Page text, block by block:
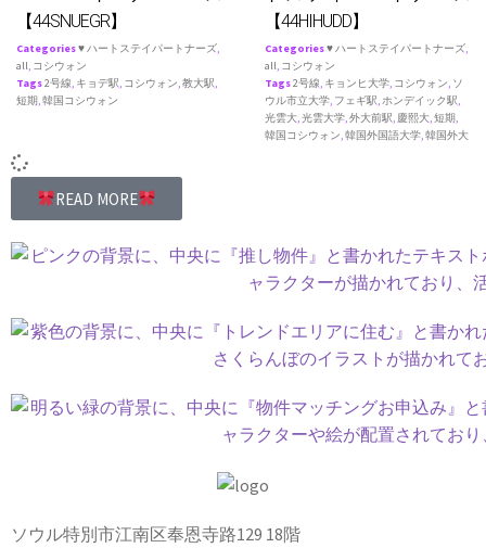
【44SNUEGR】
Categories♥ ハートステイパートナーズ,
all, コシウォン
Tags2号線, キョデ駅, コシウォン,教大駅,
短期,韓国コシウォン
【44HIHUDD】
Categories♥ ハートステイパートナーズ,
all, コシウォン
Tags2号線, キョンヒ大学, コシウォン, ソ
ウル市立大学, フェギ駅,ホンデイック駅,
光雲大,光雲大学,外大前駅, 慶熙大,短期,
韓国コシウォン,韓国外国語大学,韓国外大
READ MORE
ソウル特別市江南区奉恩寺路129 18階